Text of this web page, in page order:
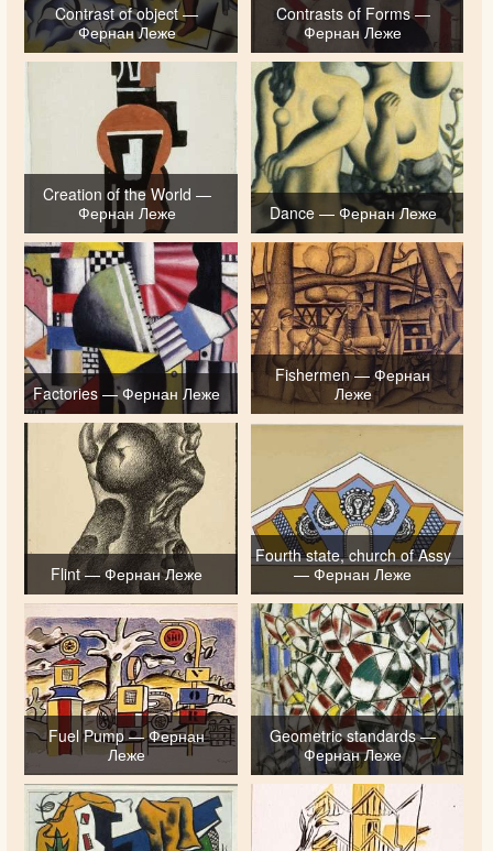
Contrast of object —
Фернан Леже
Contrasts of Forms —
Фернан Леже
Creation of the World —
Фернан Леже
Dance — Фернан Леже
Factories — Фернан Леже
Fishermen — Фернан
Леже
Flint — Фернан Леже
Fourth state, church of Assy
— Фернан Леже
Fuel Pump — Фернан
Леже
Geometric standards —
Фернан Леже